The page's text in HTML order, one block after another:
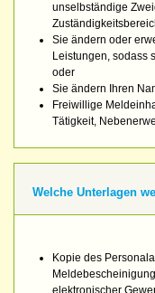
unselbständige
Sie ändern oder
Leistungen, sodass
oder
Sie ändern Ihren
Freiwillige
Tätigkeit,
Welche Unterlagen
Kopie des
elektronischer